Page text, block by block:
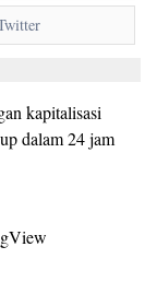
kapitalisasi
dalam 24 jam